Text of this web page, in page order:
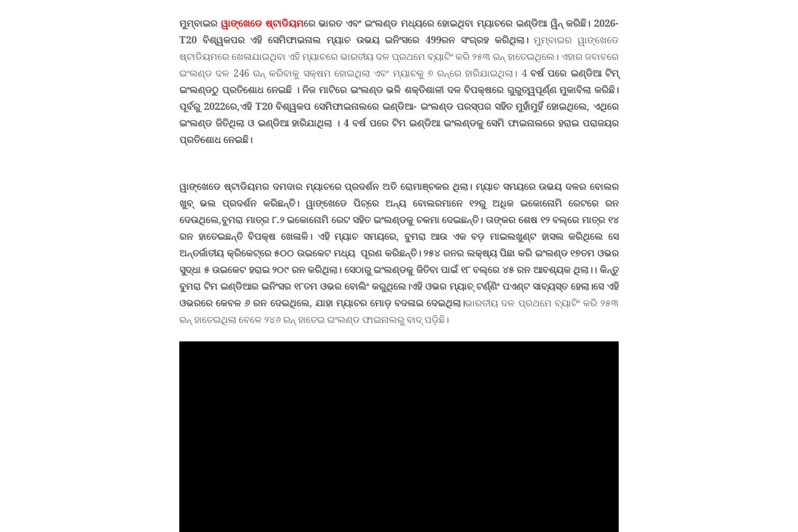
ମୁମ୍ବାଇର ୱାଙ୍ଖେଡେ ଷ୍ଟାଡିୟମରେ ଭାରତ ଏବଂ ଇଂଲଣ୍ଡ ମଧ୍ୟରେ ହୋଇଥିବା ମ୍ୟାଚରେ ଇଣ୍ଡିଆ ୱିନ୍ କରିଛି। 2026-
T20 ବିଶ୍ୱକପର ଏହି ସେମିଫାଇନାଲ ମ୍ୟାଚ ଉଭୟ ଇନିଂସରେ 499ରନ ସଂଗ୍ରହ କରିଥିଲା।ମୁମ୍ବାଇର ୱାଙ୍ଖେଡେ
ଷ୍ଟାଡିୟମରେ ଖେଳାଯାଇଥିବା ଏହି ମ୍ୟାଚରେ ଭାରତୀୟ ଦଳ ପ୍ରଥମେ ବ୍ୟାଟିଂ କରି ୨୫୩ ରନ୍‌ ହାତେଇଥିଲେ। ଏହାର ଜବାବରେ
ଇଂଲଣ୍ଡ ଦଳ 246 ରନ୍ କରିବାକୁ ସକ୍ଷମ ହୋଇଥିଲା ଏବଂ ମ୍ୟାଚକୁ ୭ ରନ୍‌ରେ ହାରିଯାଇଥିଲା। 4ବର୍ଷ ପରେ ଇଣ୍ଡିଆ ଟିମ୍
ଇଂଲଣ୍ଡଠୁ ପ୍ରତିଶୋଧ ନେଇଛି । ନିଜ ମାଟିରେ ଇଂଲଣ୍ଡ ଭଳି ଶକ୍ତିଶାଳୀ ଦଳ ବିପକ୍ଷରେ ଗୁରୁତ୍ୱପୂର୍ଣ୍ଣ ମୁକାବିଲା କରିଛି।
ପୂର୍ବରୁ 2022ରେ,ଏହି T20ବିଶ୍ୱକପ ସେମିଫାଇନାଲରେ ଇଣ୍ଡିଆ- ଇଂଲଣ୍ଡ ପରସ୍ପର ସହିତ ମୁହାଁମୁହିଁ ହୋଇଥିଲେ,ଏଥିରେ
ଇଂଲଣ୍ଡ ଜିତିଥିଲା ଓ ଇଣ୍ଡିଆ ହାରିଯାଥିଲା । 4 ବର୍ଷ ପରେ ଟିମ ଇଣ୍ଡିଆ ଇଂଲଣ୍ଡକୁ ସେମି ଫାଇନାଲରେ ହରାଇ ପରାଜୟର
ପ୍ରତିଶୋଧ ନେଇଛି।
ୱାଙ୍ଖେଡେ ଷ୍ଟାଡିୟମର ଦମଦାର ମ୍ୟାଚରେ ପ୍ରଦର୍ଶନ ଅତି ରୋମାଞ୍ଚକର ଥିଲା। ମ୍ୟାଚ ସମୟରେ ଉଭୟ ଦଳର ବୋଲର
ଖୁବ୍ ଭଲ ପ୍ରଦର୍ଶନ କରିଛନ୍ତି। ୱାଙ୍ଖେଡେ ପିଚ୍‌ରେ ଅନ୍ୟ ବୋଲରମାନେ ୧୨ରୁ ଅଧିକ ଇକୋନୋମି ରେଟରେ ରନ
ଦେଉଥିଲେ,ବୁମରା ମାତ୍ର ୮.୨ ଇକୋନୋମି ରେଟ ସହିତ ଇଂଲଣ୍ଡକୁ ଚକମା ଦେଇଛନ୍ତି। ତାଙ୍କର ଶେଷ ୧୨ ବଲ୍‌ରେ ମାତ୍ର ୧୪
ରନ ହାତେଇଛନ୍ତି ବିପକ୍ଷ ଖେଳାଳି। ଏହି ମ୍ୟାଚ ସମୟରେ, ବୁମରା ଆଉ ଏକ ବଡ଼ ମାଇଲଖୁଣ୍ଟ ହାସଲ କରିଥିଲେ ସେ
ଅନ୍ତର୍ଜାତୀୟ କ୍ରିକେଟ୍ରେ ୫୦୦ ଉଇକେଟ ମଧ୍ୟ ପୂରଣ କରିଛନ୍ତି।୨୫୪ ରନର ଲକ୍ଷ୍ୟ ପିଛା କରି ଇଂଲଣ୍ଡ ୧୭ତମ ଓଭର
ସୁଦ୍ଧା ୫ ଉଇକେଟ ହରାଇ ୨୦୯ ରନ କରିଥିଲା। ସେଠାରୁ ଇଂଲଣ୍ଡକୁ ଜିତିବା ପାଇଁ ୧୮ ବଲ୍‌ରେ ୪୫ ରନ ଆବଶ୍ୟକ ଥିଲା।। କିନ୍ତୁ
ବୁମରା ଟିମ ଇଣ୍ଡିଆର ଇନିଂସର ୧୮ତମ ଓଭର ବୋଲିଂ କରୁଥିଲେ।ଏହି ଓଭର ମ୍ୟାଚ୍‌ ଟର୍ଣ୍ଣିଂ ପଏଣ୍ଟ ସାବ୍ୟସ୍ତ ହେଲା।ସେ ଏହି
ଓଭରରେ କେବଳ ୬ ରନ ଦେଇଥିଲେ, ଯାହା ମ୍ୟାଚର ମୋଡ଼ ବଦଳାଇ ଦେଇଥିଲା।ଭାରତୀୟ ଦଳ ପ୍ରଥମେ ବ୍ୟାଟିଂ କରି ୨୫୩
ରନ୍ ହାତେଇଥିଲା ବେଳେ ୨୪୬ ରନ୍ ହାତେଇ ଇଂଲଣ୍ଡ ଫାଇନାଲରୁ ବାଦ୍ ପଡ଼ିଛି।